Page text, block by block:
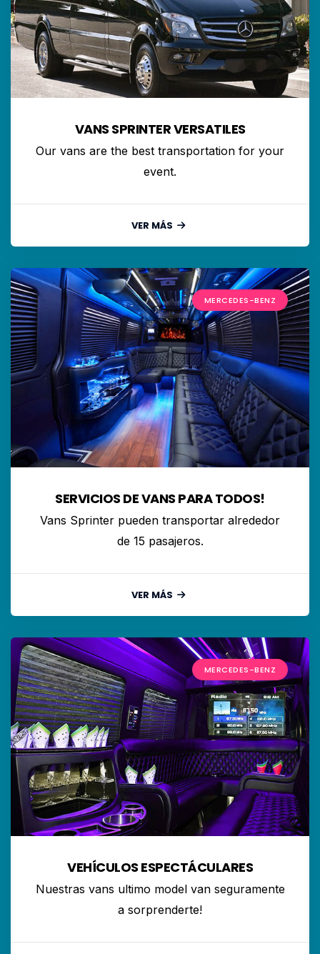
VANS SPRINTER VERSATILES
Our vans are the best transportation for your
event.
VER MÁS
MERCEDES-BENZ
SERVICIOS DE VANS PARA TODOS!
Vans Sprinter pueden transportar alrededor
de 15 pasajeros.
VER MÁS
MERCEDES-BENZ
VEHÍCULOS ESPECTÁCULARES
Nuestras vans ultimo model van seguramente
a sorprenderte!